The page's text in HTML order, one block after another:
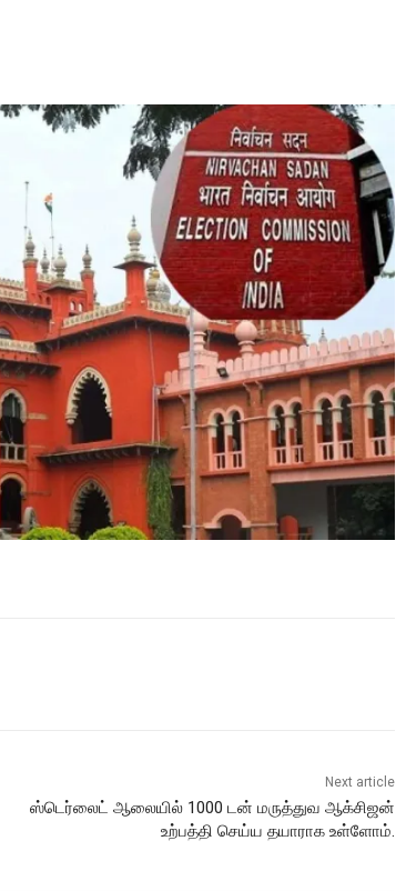
Next article
ஸ்டெர்லைட் ஆலையில் 1000 டன் மருத்துவ ஆக்சிஜன்
உற்பத்தி செய்ய தயாராக உள்ளோம்.